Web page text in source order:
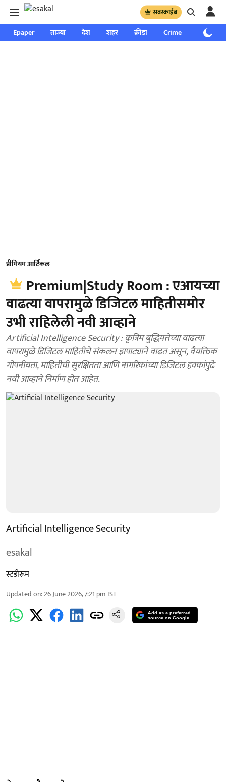
सबस्क्राईब
Epaper ताज्या देश शहर क्रीडा Crime साप्ताहिक
प्रीमियम आर्टिकल
Premium|Study Room : एआयच्या
वाढत्या वापरामुळे डिजिटल माहितीसमोर
उभी राहिलेली नवी आव्हाने
Artificial Intelligence Security : कृत्रिम बुद्धिमत्तेच्या वाढत्या
वापरामुळे डिजिटल माहितीचे संकलन झपाट्याने वाढत असून, वैयक्तिक
गोपनीयता, माहितीची सुरक्षितता आणि नागरिकांच्या डिजिटल हक्कांपुढे
नवी आव्हाने निर्माण होत आहेत.
Artificial Intelligence Security
esakal
स्टडीरूम
Updated on:26 June 2026, 7:21 pm IST
Add as a preferred
source on Google